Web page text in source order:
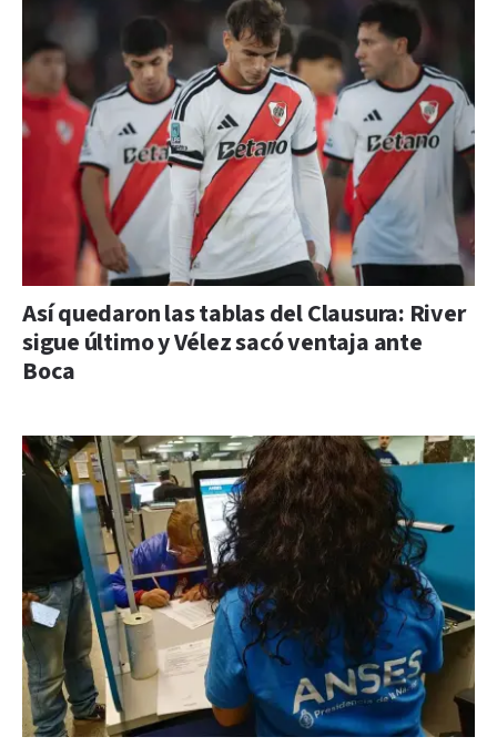
Así quedaron las tablas del Clausura: River
sigue último y Vélez sacó ventaja ante
Boca